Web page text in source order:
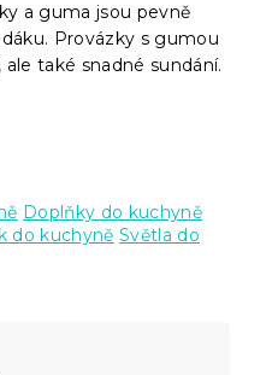
a guma jsou pevně
Provázky s gumou
také snadné sundání.
Doplňky do kuchyně
do kuchyně Světla do